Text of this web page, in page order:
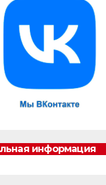
информация